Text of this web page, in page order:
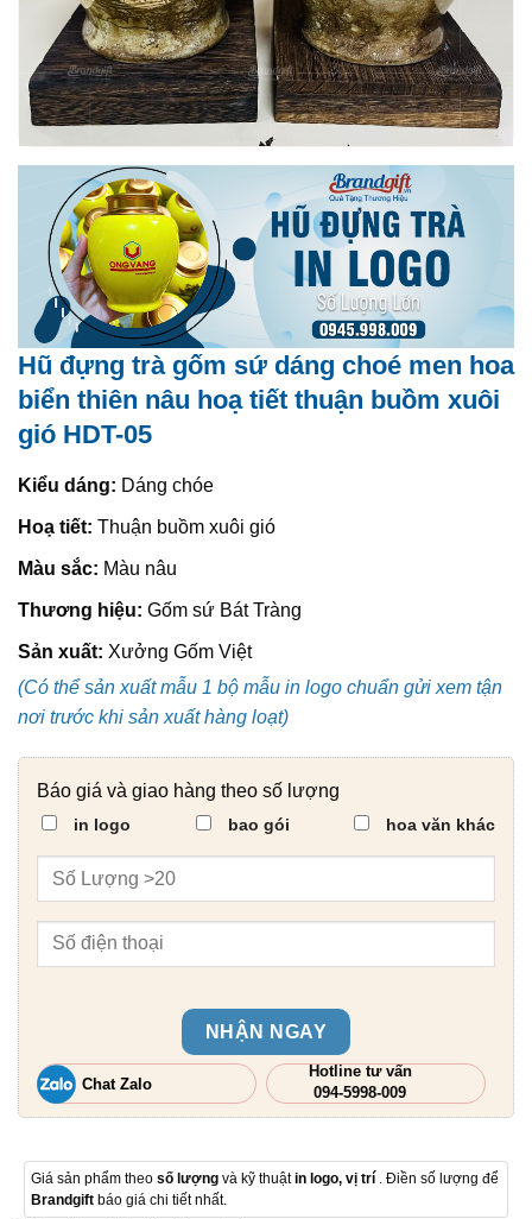
Hũ đựng trà gốm sứ dáng choé men hoa
biển thiên nâu hoạ tiết thuận buồm xuôi
gió HDT-05
Kiểu dáng: Dáng chóe
Hoạ tiết: Thuận buồm xuôi gió
Màu sắc: Màu nâu
Thương hiệu: Gốm sứ Bát Tràng
Sản xuất: Xưởng Gốm Việt
(Có thể sản xuất mẫu 1 bộ mẫu in logo chuẩn gửi xem tận
nơi trước khi sản xuất hàng loạt)
Báo giá và giao hàng theo số lượng
in logo bao gói hoa văn khác
NHẬN NGAY
Chat Zalo
Hotline tư vấn
094-5998-009
Giá sản phẩm theo số lượng và kỹ thuậtin logo, vị trí . Điền số lượng để
Brandgift báo giá chi tiết nhất.